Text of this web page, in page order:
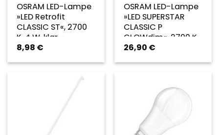
OSRAM LED-Lampe
»LED Retrofit
CLASSIC ST«, 2700
K, 4 W, klar –
transparent
8,98 €
OSRAM LED-Lampe
»LED SUPERSTAR
CLASSIC P
GLOWdim«, 2700 K,
4 W, klar –
26,90 €